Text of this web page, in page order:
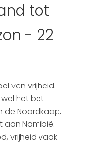
tot
- 22
van vrijheid.
wel het bet
de Noordkaap,
aan Namibië.
vrijheid vaak